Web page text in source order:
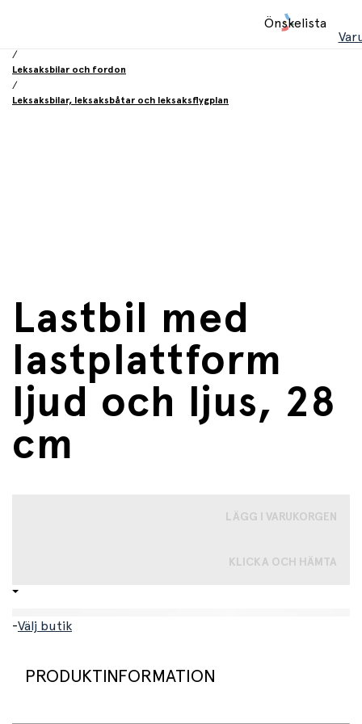
Önskelista
/
Leksaksbilar och fordon
/
Leksaksbilar, leksaksbåtar och leksaksflygplan
Lastbil med
lastplattform
ljud och ljus, 28
cm
LÄGG I VARUKORGEN
KLICKA OCH HÄMTA
-Välj butik
PRODUKTINFORMATION